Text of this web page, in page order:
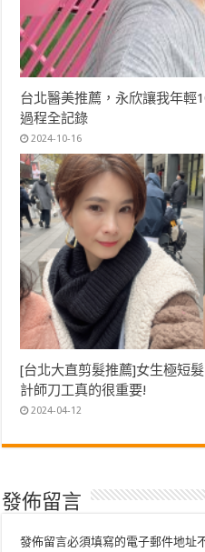
台北醫美推薦，永欣讓我年輕
過程全記錄
2024-10-16
[台北大直剪髮推薦]女生極短
計師刀工真的很重要!
2024-04-12
發佈留言
發佈留言必須填寫的電子郵件地址